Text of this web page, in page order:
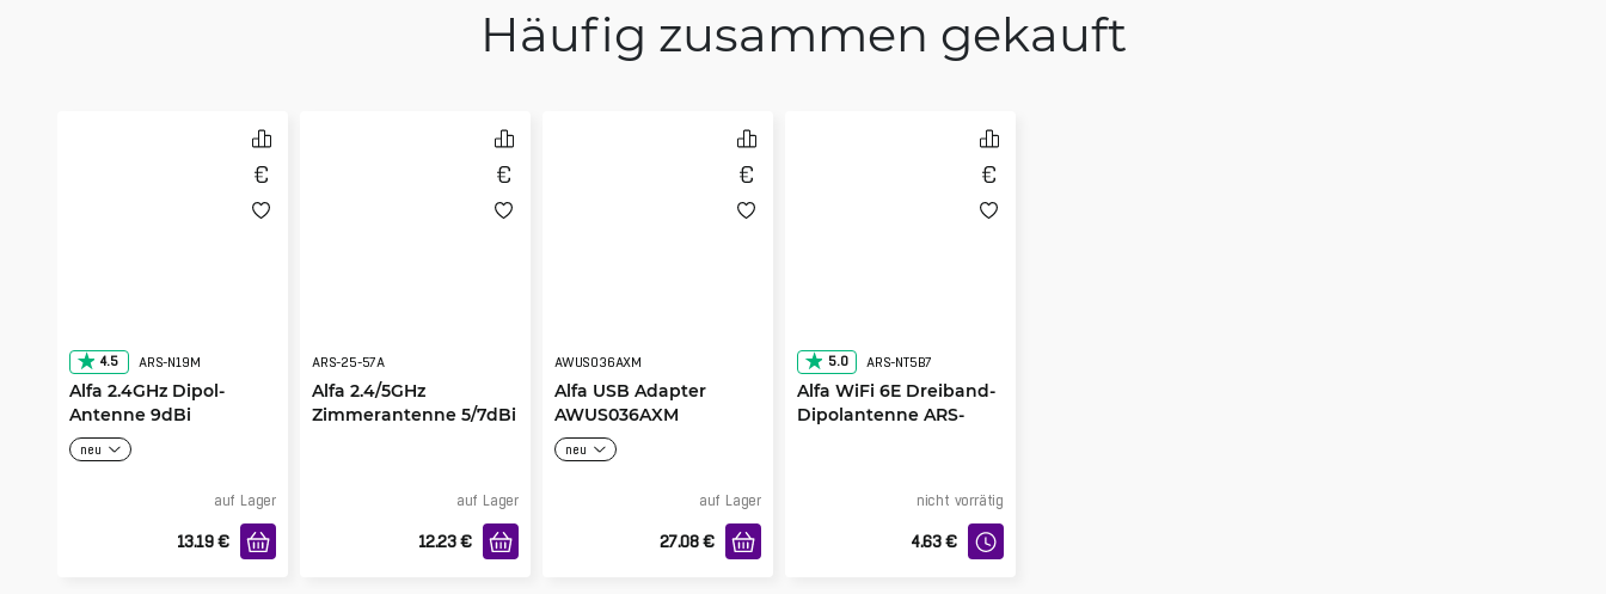
Häufig zusammen gekauft
4.5 ARS-N19M
Alfa 2.4GHz Dipol-
Antenne 9dBi
Magnetfuß RP-SMA
Male Steckverbinder
neu
auf Lager
13.19 €
ARS-25-57A
Alfa 2.4/5GHz
Zimmerantenne 5/7dBi
auf Lager
12.23 €
AWUS036AXM
Alfa USB Adapter
AWUS036AXM
neu
auf Lager
27.08 €
5.0 ARS-NT5B7
Alfa WiFi 6E Dreiband-
Dipolantenne ARS-
nicht vorrätig
4.63 €